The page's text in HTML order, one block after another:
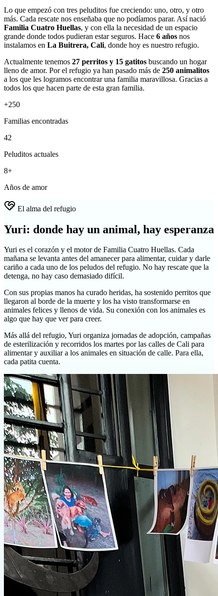
Lo que empezó con tres peluditos fue creciendo: uno, otro, y otro
más. Cada rescate nos enseñaba que no podíamos parar. Así nació
Familia Cuatro Huellas, y con ella la necesidad de un espacio
grande donde todos pudieran estar seguros. Hace 6 años nos
instalamos en La Buitrera, Cali, donde hoy es nuestro refugio.
Actualmente tenemos 27 perritos y 15 gatitos buscando un hogar
lleno de amor. Por el refugio ya han pasado más de 250 animalitos
a los que les logramos encontrar una familia maravillosa. Gracias a
todos los que hacen parte de esta gran familia.
+250
Familias encontradas
42
Peluditos actuales
8+
Años de amor
El alma del refugio
Yuri: donde hay un animal, hay esperanza
Yuri es el corazón y el motor de Familia Cuatro Huellas. Cada
mañana se levanta antes del amanecer para alimentar, cuidar y darle
cariño a cada uno de los peludos del refugio. No hay rescate que la
detenga, no hay caso demasiado difícil.
Con sus propias manos ha curado heridas, ha sostenido perritos que
llegaron al borde de la muerte y los ha visto transformarse en
animales felices y llenos de vida. Su conexión con los animales es
algo que hay que ver para creer.
Más allá del refugio, Yuri organiza jornadas de adopción, campañas
de esterilización y recorridos los martes por las calles de Cali para
alimentar y auxiliar a los animales en situación de calle. Para ella,
cada patita cuenta.